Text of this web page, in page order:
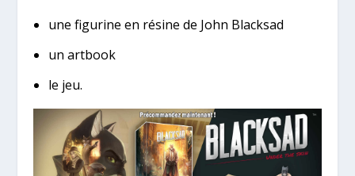
une figurine en résine de John Blacksad
un artbook
le jeu.